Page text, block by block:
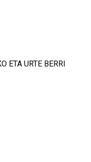
ETA URTE BERRI